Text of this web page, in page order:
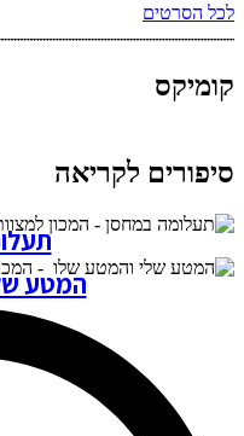
לכל הסרטים
קומיקס
סיפורים לקריאה
המטע